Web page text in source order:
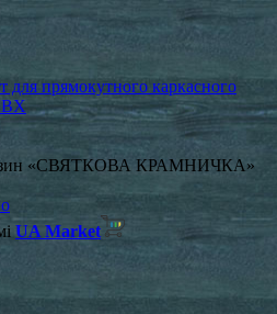
для прямокутного каркасного
«СВЯТКОВА КРАМНИЧКА»
UA Market